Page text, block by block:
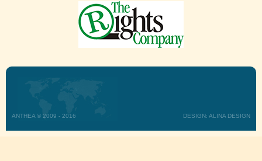
ANTHEA © 2009 - 2016 DESIGN: ALINA DESIGN